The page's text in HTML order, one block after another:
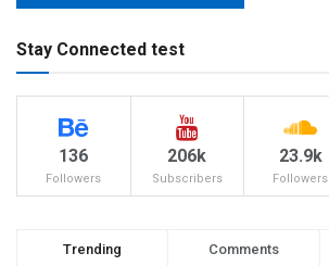
Stay Connected test
136
Followers
206k
Subscribers
23.9k
Followers
Trending Comments